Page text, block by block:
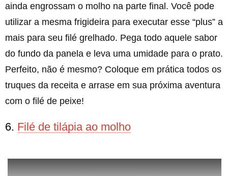
ainda engrossam o molho na parte final. Você pode
utilizar a mesma frigideira para executar esse “plus” a
mais para seu filé grelhado. Pega todo aquele sabor
do fundo da panela e leva uma umidade para o prato.
Perfeito, não é mesmo? Coloque em prática todos os
truques da receita e arrase em sua próxima aventura
com o filé de peixe!
6. Filé de tilápia ao molho